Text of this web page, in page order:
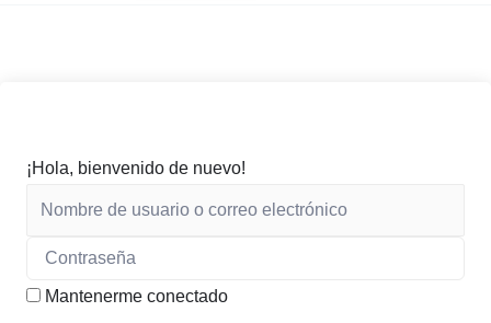
¡Hola, bienvenido de nuevo!
Mantenerme conectado